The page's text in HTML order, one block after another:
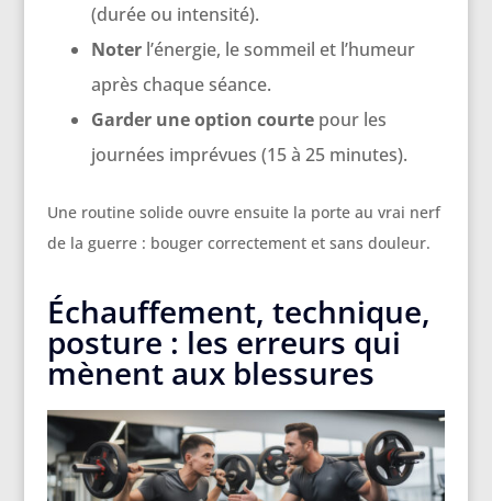
(durée ou intensité).
Noterl’énergie, le sommeil et l’humeur
après chaque séance.
Garder une option courtepour les
journées imprévues (15 à 25 minutes).
Une routine solide ouvre ensuite la porte au vrai nerf
de la guerre : bouger correctement et sans douleur.
Échauffement, technique,
posture : les erreurs qui
mènent aux blessures